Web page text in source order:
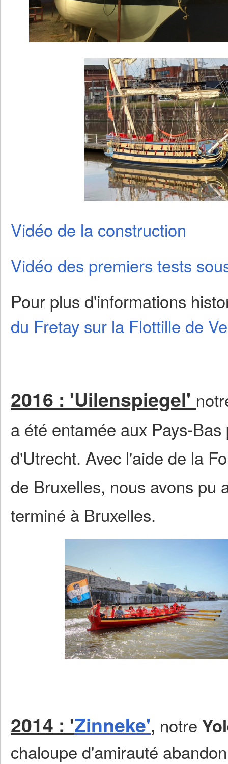
Vidéo de la construction
Vidéo des premiers tests
Pour plus d'informations
du Fretay sur la Flottille de
2016 : 'Uilenspiegel'
a été entamée aux Pays-
d'Utrecht. Avec l'aide de la
de Bruxelles, nous avons pu
terminé à Bruxelles.
2014 : 'Zinneke', notre
chaloupe d'amirauté